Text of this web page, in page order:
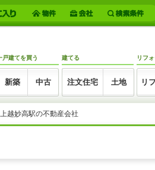
戸建てを買う
新築 中古
建てる
注文住宅 土地
リフ
リ
上越妙高駅の不動産会社